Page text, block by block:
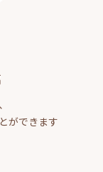
ができます